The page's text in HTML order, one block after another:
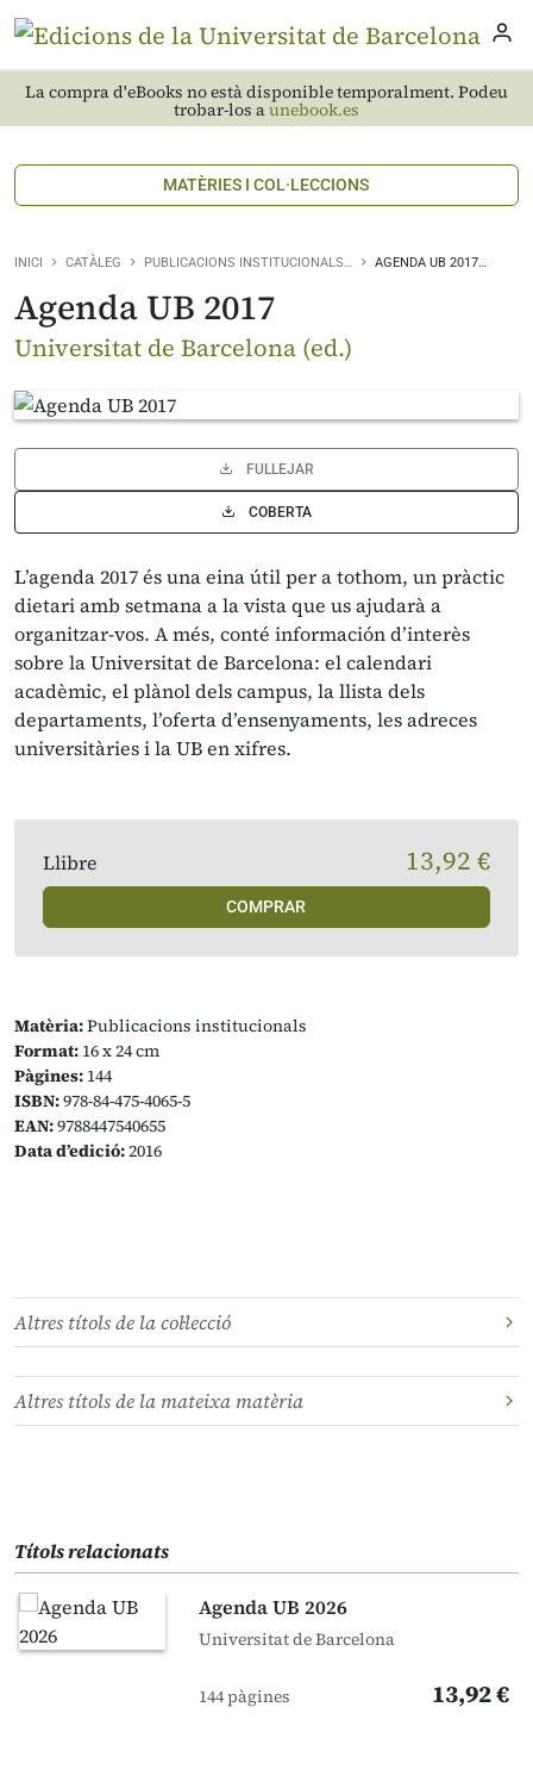
La compra d'eBooks no està disponible temporalment. Podeu
trobar-los aunebook.es
MATÈRIES I COL·LECCIONS
INICI CATÀLEG PUBLICACIONS INSTITUCIONALS… AGENDA UB 2017…
Agenda UB 2017
Universitat de Barcelona (ed.)
FULLEJAR
COBERTA
L’agenda 2017 és una eina útil per a tothom, un pràctic
dietari amb setmana a la vista que us ajudarà a
organitzar-vos. A més, conté información d’interès
sobre la Universitat de Barcelona: el calendari
acadèmic, el plànol dels campus, la llista dels
departaments, l’oferta d’ensenyaments, les adreces
universitàries i la UB en xifres.
Matèria:Publicacions institucionals
Format: 16 x 24 cm
Pàgines: 144
ISBN:978-84-475-4065-5
EAN:9788447540655
Data d’edició:2016
Llibre 13,92 €
COMPRAR
Altres títols de la col·lecció
Altres títols de la mateixa matèria
Títols relacionats
Agenda UB 2026
Universitat de Barcelona
144 pàgines 13,92 €